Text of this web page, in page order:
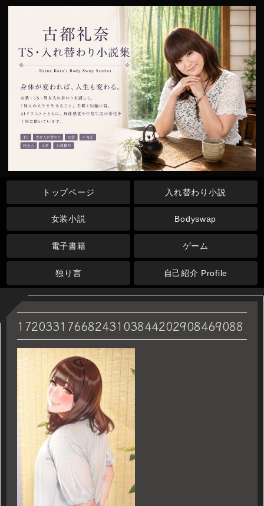
トップページ 入れ替わり小説
女装小説 Bodyswap
電子書籍 ゲーム
独り言 自己紹介 Profile
17203317668243103844202908469088